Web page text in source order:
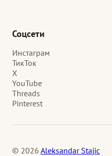
Соцсети
Инстаграм
ТикТок
X
YouTube
Threads
Pinterest
© 2026 Aleksandar Stajic